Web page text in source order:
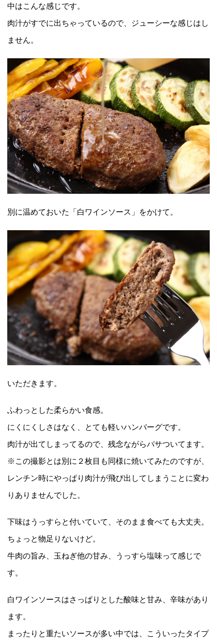
中はこんな感じです。
肉汁がすでに出ちゃっているので、ジューシーな感じはし
ません。
別に温めておいた「白ワインソース」をかけて。
いただきます。
ふわっとした柔らかい食感。
にくにくしさはなく、とても軽いハンバーグです。
肉汁が出てしまってるので、残念ながらパサついてます。
※この撮影とは別に２枚目も同様に焼いてみたのですが、
レンチン時にやっぱり肉汁が飛び出してしまうことに変わ
りありませんでした。
下味はうっすらと付いていて、そのまま食べても大丈夫。
ちょっと物足りないけど。
牛肉の旨み、玉ねぎ他の甘み、うっすら塩味って感じで
す。
白ワインソースはさっぱりとした酸味と甘み、辛味があり
ます。
まったりと重たいソースが多い中では、こういったタイプ